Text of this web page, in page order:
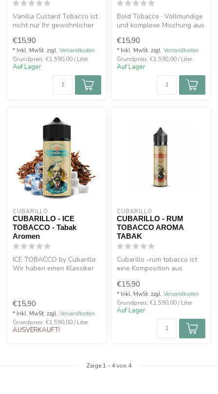
Vanilla Custard Tobacco ist
nicht nur Ihr gewöhnlicher
G...
€15,90
* Inkl. MwSt. zzgl. Versandkosten
Grundpreis: €1.590,00 / Liter
Auf Lager
Bold Tobacco · Vollmundige
und komplexe Mischung aus
...
€15,90
* Inkl. MwSt. zzgl. Versandkosten
Grundpreis: €1.590,00 / Liter
Auf Lager
CUBARILLO
CUBARILLO - ICE
TOBACCO - Tabak
Aromen
ICE TOBACCO by Cubarillo
Wir haben einen Klassiker
€15,90
* Inkl. MwSt. zzgl. Versandkosten
Grundpreis: €1.590,00 / Liter
AUSVERKAUFT!
CUBARILLO
CUBARILLO - RUM
TOBACCO AROMA
TABAK
Cubarillo -rum tobacco ist
eine Komposition aus
auf ...
€15,90
* Inkl. MwSt. zzgl. Versandkosten
Grundpreis: €1.590,00 / Liter
Auf Lager
Zeige 1 - 4von 4